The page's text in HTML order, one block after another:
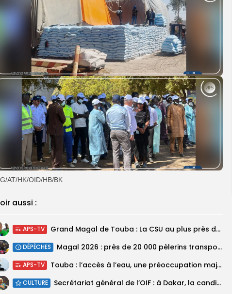
AT/HK/OID/HB/BK
aussi :
APS-TV Grand Magal de Touba : La CSU au plus près des pèlerins
DÉPÊCHES Magal 2026 : près de 20 000 pèlerins transportés vers Touba en...
APS-TV Touba : l’accès à l’eau, une préoccupation majeure avant le Grand Magal
CULTURE Secrétariat général de l’OIF : à Dakar, la candidate Coumba Bâ, décline...